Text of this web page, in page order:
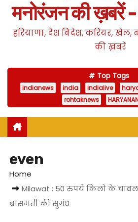
मनोरंजन की
हरियाणा, देश विदेश, करियर,
की ख़बरें
Top Tags
indianews india indialive
rohtaknews
even
Home
Milawat : 50 रुपये किलो के
बासमती की सुगंध